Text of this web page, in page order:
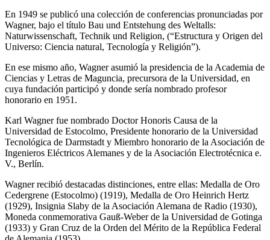
En 1949 se publicó una colección de conferencias pronunciadas por
Wagner, bajo el título Bau und Entstehung des Weltalls:
Naturwissenschaft, Technik und Religion, (“Estructura y Origen del
Universo: Ciencia natural, Tecnología y Religión”).
En ese mismo año, Wagner asumió la presidencia de la Academia de
Ciencias y Letras de Maguncia, precursora de la Universidad, en
cuya fundación participó y donde sería nombrado profesor
honorario en 1951.
Karl Wagner fue nombrado Doctor Honoris Causa de la
Universidad de Estocolmo, Presidente honorario de la Universidad
Tecnológica de Darmstadt y Miembro honorario de la Asociación de
Ingenieros Eléctricos Alemanes y de la Asociación Electrotécnica e.
V., Berlín.
Wagner recibió destacadas distinciones, entre ellas: Medalla de Oro
Cedergrene (Estocolmo) (1919), Medalla de Oro Heinrich Hertz
(1929), Insignia Slaby de la Asociación Alemana de Radio (1930),
Moneda conmemorativa Gauß-Weber de la Universidad de Gotinga
(1933) y Gran Cruz de la Orden del Mérito de la República Federal